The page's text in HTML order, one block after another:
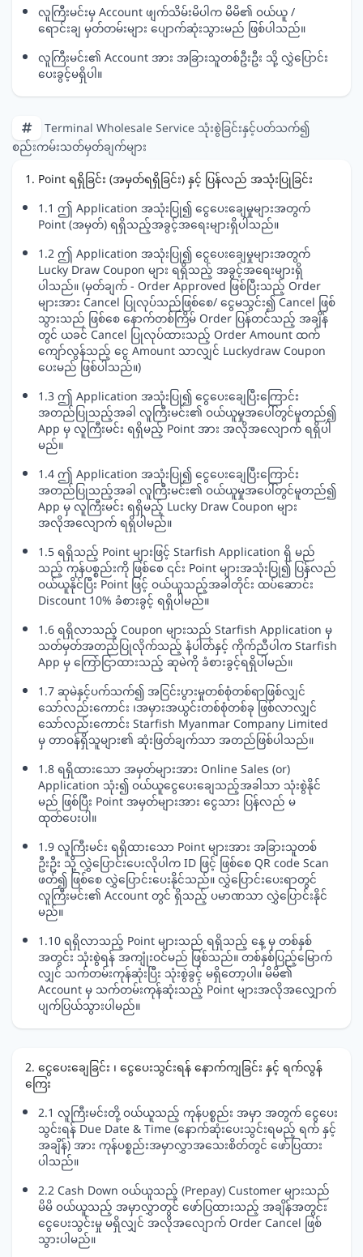
လူကြီးမင်းမှ Account ဖျက်သိမ်းမိပါက မိမိ၏ ဝယ်ယူ /
ရောင်းချ မှတ်တမ်းများ ပျောက်ဆုံးသွားမည် ဖြစ်ပါသည်။
လူကြီးမင်း၏ Account အား အခြားသူတစ်ဦးဦး သို့ လွှဲပြောင်း
ပေးခွင့်မရှိပါ။
Terminal Wholesale Service သုံးစွဲခြင်းနှင့်ပတ်သက်၍
စည်းကမ်းသတ်မှတ်ချက်များ
1. Point ရရှိခြင်း (အမှတ်ရရှိခြင်း) နှင့် ပြန်လည် အသုံးပြုခြင်း
1.1 ဤ Application အသုံးပြု၍ ငွေပေးချေမှုများအတွက်
Point (အမှတ်) ရရှိသည့်အခွင့်အရေးများရှိပါသည်။
1.2 ဤ Application အသုံးပြု၍ ငွေပေးချေမှုများအတွက်
Lucky Draw Coupon များ ရရှိသည့် အခွင့်အရေးများရှိ
ပါသည်။ (မှတ်ချက် - Order Approved ဖြစ်ပြီးသည့် Order
များအား Cancel ပြုလုပ်သည်ဖြစ်စေ/ ငွေမသွင်း၍ Cancel ဖြစ်
သွားသည် ဖြစ်စေ နောက်တစ်ကြိမ် Order ပြန်တင်သည့် အချိန်
တွင် ယခင် Cancel ပြုလုပ်ထားသည့် Order Amount ထက်
ကျော်လွန်သည့် ငွေ Amount သာလျှင် Luckydraw Coupon
ပေးမည် ဖြစ်ပါသည်။)
1.3 ဤ Application အသုံးပြု၍ ငွေပေးချေပြီးကြောင်း
အတည်ပြုသည့်အခါ လူကြီးမင်း၏ ဝယ်ယူမှုအပေါ်တွင်မူတည်၍
App မှ လူကြီးမင်း ရရှိမည့် Point အား အလိုအလျောက် ရရှိပါ
မည်။
1.4 ဤ Application အသုံးပြု၍ ငွေပေးချေပြီးကြောင်း
အတည်ပြုသည့်အခါ လူကြီးမင်း၏ ဝယ်ယူမှုအပေါ်တွင်မူတည်၍
App မှ လူကြီးမင်း ရရှိမည့် Lucky Draw Coupon များ
အလိုအလျောက် ရရှိပါမည်။
1.5 ရရှိသည့် Point များဖြင့် Starfish Application ရှိ မည်
သည့် ကုန်ပစ္စည်းကို ဖြစ်စေ ၎င်း Point များအသုံးပြု၍ ပြန်လည်
ဝယ်ယူနိုင်ပြီး Point ဖြင့် ဝယ်ယူသည့်အခါတိုင်း ထပ်ဆောင်း
Discount 10% ခံစားခွင့် ရရှိပါမည်။
1.6 ရရှိလာသည့် Coupon များသည် Starfish Application မှ
သတ်မှတ်အတည်ပြုလိုက်သည့် နံပါတ်နှင့် ကိုက်ညီပါက Starfish
App မှ ကြော်ငြာထားသည့် ဆုမဲကို ခံစားခွင့်ရရှိပါမည်။
1.7 ဆုမဲနှင့်ပက်သက်၍ အငြင်းပွားမှုတစ်စုံတစ်ရာဖြစ်လျှင်
သော်လည်းကောင်း ၊အမှားအယွင်းတစ်စုံတစ်ခု ဖြစ်လာလျှင်
သော်လည်းကောင်း Starfish Myanmar Company Limited
မှ တာဝန်ရှိသူများ၏ ဆုံးဖြတ်ချက်သာ အတည်ဖြစ်ပါသည်။
1.8 ရရှိထားသော အမှတ်များအား Online Sales (or)
Application သုံး၍ ဝယ်ယူငွေပေးချေသည့်အခါသာ သုံးစွဲနိုင်
မည် ဖြစ်ပြီး Point အမှတ်များအား ငွေသား ပြန်လည် မ
ထုတ်ပေးပါ။
1.9 လူကြီးမင်း ရရှိထားသော Point များအား အခြားသူတစ်
ဦးဦး သို့ လွှဲပြောင်းပေးလိုပါက ID ဖြင့် ဖြစ်စေ QR code Scan
ဖတ်၍ ဖြစ်စေ လွှဲပြောင်းပေးနိုင်သည်။ လွှဲပြောင်းပေးရာတွင်
လူကြီးမင်း၏ Account တွင် ရှိသည့် ပမာဏသာ လွှဲပြောင်းနိုင်
မည်။
1.10 ရရှိလာသည့် Point များသည် ရရှိသည့် နေ့ မှ တစ်နှစ်
အတွင်း သုံးစွဲရန် အကျုံးဝင်မည် ဖြစ်သည်။ တစ်နှစ်ပြည့်မြောက်
လျှင် သက်တမ်းကုန်ဆုံးပြီး သုံးစွဲခွင့် မရှိတော့ပါ။ မိမိ၏
Account မှ သက်တမ်းကုန်ဆုံးသည့် Point များအလိုအလျှောက်
ပျက်ပြယ်သွားပါမည်။
2. ငွေပေးချေခြင်း ၊ ငွေပေးသွင်းရန် နောက်ကျခြင်း နှင့် ရက်လွန်
ကြေး
2.1 လူကြီးမင်းတို့ ဝယ်ယူသည့် ကုန်ပစ္စည်း အမှာ အတွက် ငွေပေး
သွင်းရန် Due Date & Time (နောက်ဆုံးပေးသွင်းရမည့် ရက် နှင့်
အချိန်) အား ကုန်ပစ္စည်းအမှာလွှာအသေးစိတ်တွင် ဖော်ပြထား
ပါသည်။
2.2 Cash Down ဝယ်ယူသည့် (Prepay) Customer များသည်
မိမိ ဝယ်ယူသည့် အမှာလွှာတွင် ဖော်ပြထားသည့် အချိန်အတွင်း
ငွေပေးသွင်းမှု မရှိလျှင် အလိုအလျောက် Order Cancel ဖြစ်
သွားပါမည်။